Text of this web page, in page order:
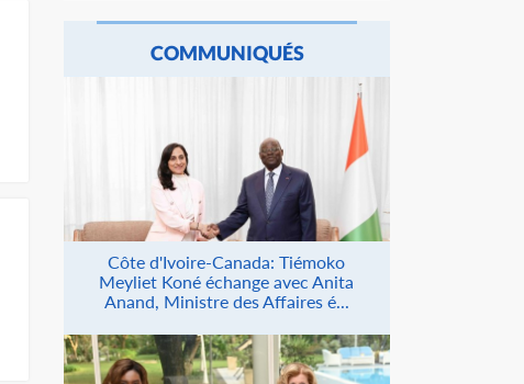
COMMUNIQUÉS
Côte d'Ivoire-Canada: Tiémoko
Meyliet Koné échange avec Anita
Anand, Ministre des Affaires é...